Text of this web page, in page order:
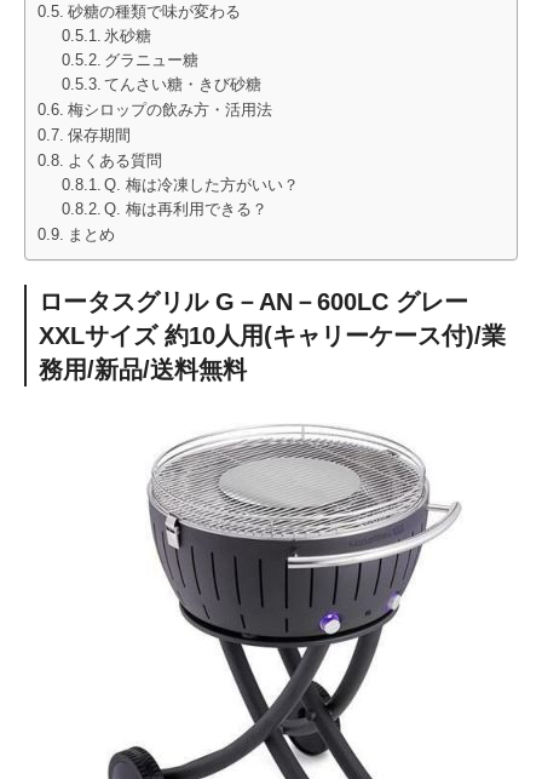
砂糖の種類で味が変わる
氷砂糖
グラニュー糖
てんさい糖・きび砂糖
梅シロップの飲み方・活用法
保存期間
よくある質問
Q. 梅は冷凍した方がいい？
Q. 梅は再利用できる？
まとめ
ロータスグリル G－AN－600LC グレー
XXLサイズ 約10人用(キャリーケース付)/業
務用/新品/送料無料